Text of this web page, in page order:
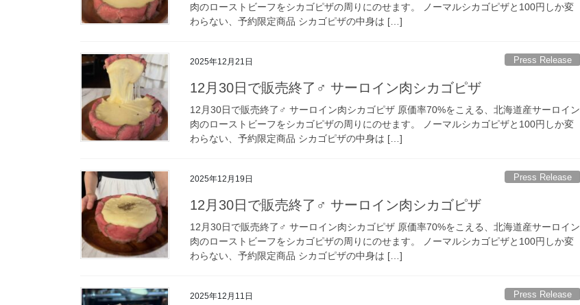
肉のローストビーフをシカゴピザの周りにのせます。 ノーマルシカゴピザと100円しか変
わらない、予約限定商品 シカゴピザの中身は […]
2025年12月21日 Press Release
12月30日で販売終了‍♂️ サーロイン肉シカゴピザ
12月30日で販売終了‍♂️ サーロイン肉シカゴピザ 原価率70%をこえる、北海道産サーロイン
肉のローストビーフをシカゴピザの周りにのせます。 ノーマルシカゴピザと100円しか変
わらない、予約限定商品 シカゴピザの中身は […]
2025年12月19日 Press Release
12月30日で販売終了‍♂️ サーロイン肉シカゴピザ
12月30日で販売終了‍♂️ サーロイン肉シカゴピザ 原価率70%をこえる、北海道産サーロイン
肉のローストビーフをシカゴピザの周りにのせます。 ノーマルシカゴピザと100円しか変
わらない、予約限定商品 シカゴピザの中身は […]
2025年12月11日 Press Release